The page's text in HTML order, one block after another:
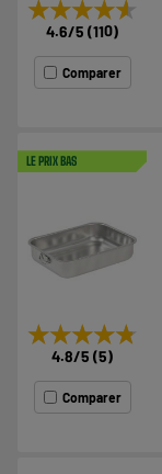
★★★★★
★★★★★
4.6/5 (110)
Comparer
LE PRIX BAS
★★★★★
★★★★★
4.8/5 (5)
Comparer